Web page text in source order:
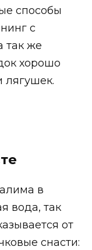
способы
с
так же
хорошо
лягушек.
в
вода, так
от
снасти: